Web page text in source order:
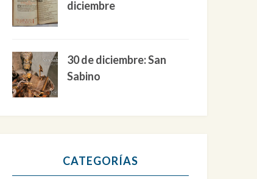
diciembre
30 de diciembre: San
Sabino
CATEGORÍAS